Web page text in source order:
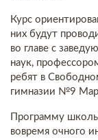
Курс
них будут
во главе с
наук,
ребят в
гимназии №9
Программу
вовремя очного